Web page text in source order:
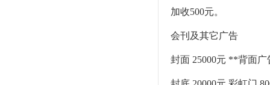
加收500元。
会刊及其它广告
封面 25000元 **背面广